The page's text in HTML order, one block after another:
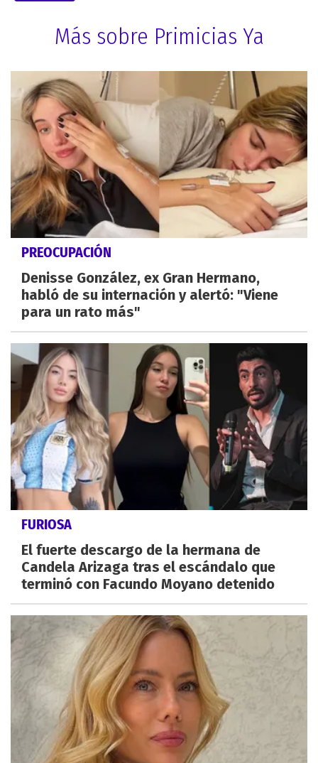
Más sobre Primicias Ya
PREOCUPACIÓN
Denisse González, ex Gran Hermano,
habló de su internación y alertó: "Viene
para un rato más"
FURIOSA
El fuerte descargo de la hermana de
Candela Arizaga tras el escándalo que
terminó con Facundo Moyano detenido